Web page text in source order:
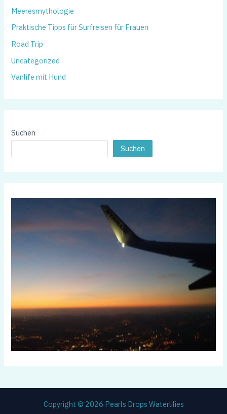
Meeresmythologie
Praktische Tipps für Surfreisen für Frauen
Road Trip
Uncategorized
Vanlife mit Hund
Suchen
Suchen
Copyright © 2026 Pearls Drops Waterlilies